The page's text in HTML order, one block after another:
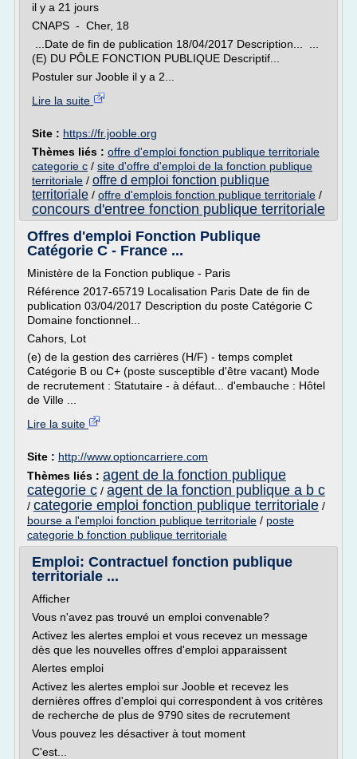
il y a 21 jours
CNAPS - Cher, 18
...Date de fin de publication 18/04/2017 Description... ...
(E) DU PÔLE FONCTION PUBLIQUE Descriptif...
Postuler sur Jooble il y a 2...
Lire la suite
Site : https://fr.jooble.org
Thèmes liés : offre d'emploi fonction publique territoriale
categorie c / site d'offre d'emploi de la fonction publique
territoriale / offre d emploi fonction publique
territoriale / offre d'emplois fonction publique territoriale /
concours d'entree fonction publique territoriale
Offres d'emploi Fonction Publique
Catégorie C - France ...
Ministère de la Fonction publique - Paris
Référence 2017-65719 Localisation Paris Date de fin de
publication 03/04/2017 Description du poste Catégorie C
Domaine fonctionnel...
Cahors, Lot
(e) de la gestion des carrières (H/F) - temps complet
Catégorie B ou C+ (poste susceptible d'être vacant) Mode
de recrutement : Statutaire - à défaut... d'embauche : Hôtel
de Ville ...
Lire la suite
Site : http://www.optioncarriere.com
Thèmes liés : agent de la fonction publique
categorie c / agent de la fonction publique a b c
/ categorie emploi fonction publique territoriale /
bourse a l'emploi fonction publique territoriale / poste
categorie b fonction publique territoriale
Emploi: Contractuel fonction publique
territoriale ...
Afficher
Vous n'avez pas trouvé un emploi convenable?
Activez les alertes emploi et vous recevez un message
dès que les nouvelles offres d'emploi apparaissent
Alertes emploi
Activez les alertes emploi sur Jooble et recevez les
dernières offres d'emploi qui correspondent à vos critères
de recherche de plus de 9790 sites de recrutement
Vous pouvez les désactiver à tout moment
C'est...